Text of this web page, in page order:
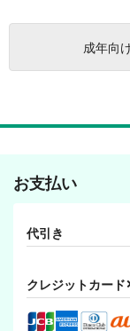
成年向
お支払い
代引き
クレジットカード